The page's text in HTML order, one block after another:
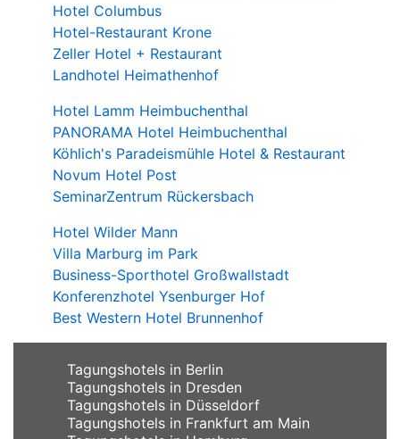
Hotel Columbus
Hotel-Restaurant Krone
Zeller Hotel + Restaurant
Landhotel Heimathenhof
Hotel Lamm Heimbuchenthal
PANORAMA Hotel Heimbuchenthal
Köhlich's Paradeismühle Hotel & Restaurant
Novum Hotel Post
SeminarZentrum Rückersbach
Hotel Wilder Mann
Villa Marburg im Park
Business-Sporthotel Großwallstadt
Konferenzhotel Ysenburger Hof
Best Western Hotel Brunnenhof
Tagungshotels in Berlin
Tagungshotels in Dresden
Tagungshotels in Düsseldorf
Tagungshotels in Frankfurt am Main